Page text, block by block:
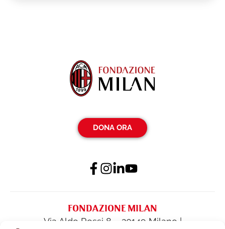
DONA ORA
FONDAZIONE MILAN
Via Aldo Rossi 8 – 20149 Milano |